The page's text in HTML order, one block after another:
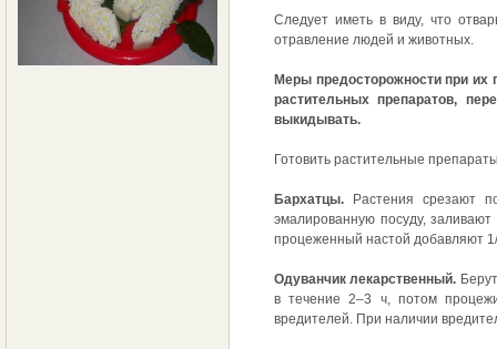
Следует иметь в виду, что
отравление людей и животных.
Меры предосторожности при их
растительных препаратов,
выкидывать.
Готовить растительные
Бархатцы. Растения срезают
эмалированную посуду,
процеженный настой добавляют
Одуванчик лекарственный.
в течение 2–3 ч, потом
вредителей. При наличии